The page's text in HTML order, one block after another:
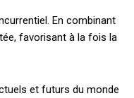
En combinant
favorisant à la fois la
et futurs du monde